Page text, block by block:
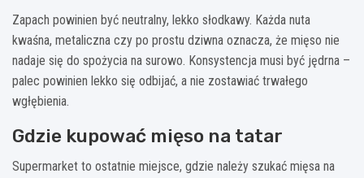
Zapach powinien być neutralny, lekko słodkawy. Każda nuta
kwaśna, metaliczna czy po prostu dziwna oznacza, że mięso nie
nadaje się do spożycia na surowo. Konsystencja musi być jędrna –
palec powinien lekko się odbijać, a nie zostawiać trwałego
wgłębienia.
Gdzie kupować mięso na tatar
Supermarket to ostatnie miejsce, gdzie należy szukać mięsa na